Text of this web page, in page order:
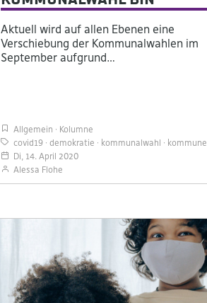
Aktuell wird auf allen Ebenen eine
Verschiebung der Kommunalwahlen im
September aufgrund…
Allgemein
Kolumne
covid19 demokratie kommunalwahl kommune
Di, 14. April 2020
Alessa Flohe